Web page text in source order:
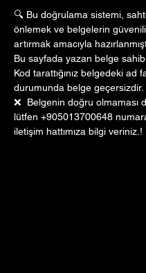
🔍 Bu doğrulama sistemi,
önlemek ve belgelerin
artırmak amacıyla
Bu sayfada yazan belge
Kod tarattığınız belgedeki ad
durumunda belge geçersizdir.
❌  Belgenin doğru olmaması
lütfen +905013700648
iletişim hattımıza bilgi veriniz.!